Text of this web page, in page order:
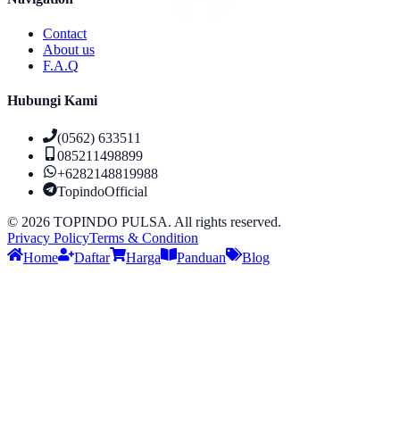
Contact
About us
F.A.Q
Hubungi Kami
(0562) 633511
085211498899
+6282148819988
TopindoOfficial
© 2026 TOPINDO PULSA. All rights reserved.
Privacy PolicyTerms & Condition
Home
Daftar Harga Panduan Blog